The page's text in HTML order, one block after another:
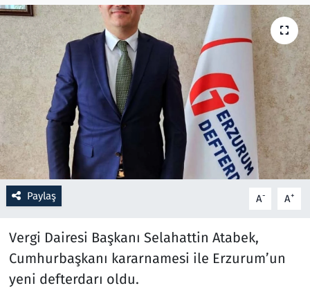
Paylaş A- A+
Vergi Dairesi Başkanı Selahattin Atabek,
Cumhurbaşkanı kararnamesi ile Erzurum’un
yeni defterdarı oldu.
Oyun
Ramazan
Resmi İlanlar
Rüya Tabirleri
Sağlık
Savunma Sanayi
Seçim 2023
Spor